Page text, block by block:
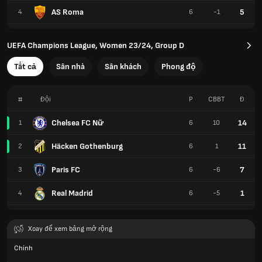
4 AS Roma 6 -1 5
UEFA Champions League, Women 23/24, Group D
Tất cả Sân nhà Sân khách Phong độ
# Đội
1 Chelsea FC Nữ
2 Häcken Gothenburg
3 Paris FC
4 Real Madrid
P CBBT Đ
6 10 14
6 1 11
6 -6 7
6 -5 1
Xoay để xem bảng mở rộng
Chính